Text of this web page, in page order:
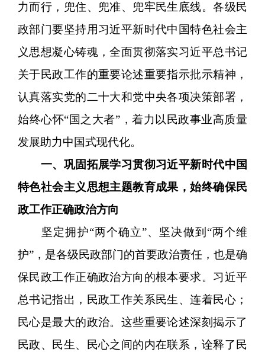
力而行，兜住、兜准、兜牢民生底线。各级民
政部门要坚持用习近平新时代中国特色社会主
义思想凝心铸魂，全面贯彻落实习近平总书记
关于民政工作的重要论述重要指示批示精神，
认真落实党的二十大和党中央各项决策部署，
始终心怀“国之大者”，着力以民政事业高质量
发展助力中国式现代化。
一、巩固拓展学习贯彻习近平新时代中国
特色社会主义思想主题教育成果，始终确保民
政工作正确政治方向
坚定拥护“两个确立”、坚决做到“两个维
护”，是各级民政部门的首要政治责任，也是确
保民政工作正确政治方向的根本要求。习近平
总书记指出，民政工作关系民生、连着民心；
民心是最大的政治。这些重要论述深刻揭示了
民政、民生、民心之间的内在联系，诠释了民